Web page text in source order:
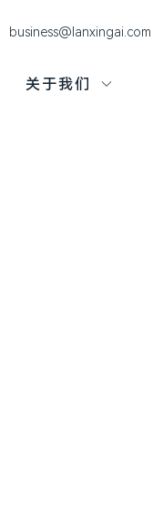
business@lanxingai.com
关于我们 